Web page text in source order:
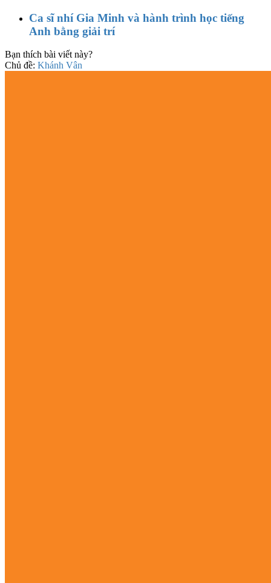
Ca sĩ nhí Gia Minh và hành trình học tiếng
Anh bằng giải trí
Bạn thích bài viết này?
Chủ đề: Khánh Vân